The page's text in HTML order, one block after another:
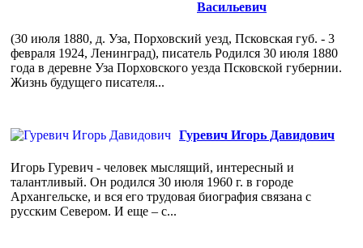
Васильевич
(30 июля 1880, д. Уза, Порховский уезд, Псковская губ. - 3
февраля 1924, Ленинград), писатель Родился 30 июля 1880
года в деревне Уза Порховского уезда Псковской губернии.
Жизнь будущего писателя...
Гуревич Игорь Давидович
Игорь Гуревич - человек мыслящий, интересный и
талантливый. Он родился 30 июля 1960 г. в городе
Архангельске, и вся его трудовая биография связана с
русским Севером. И еще – с...